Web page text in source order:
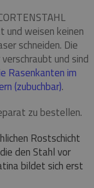
weisen keinen
schneiden. Die
und sind
Rasenkanten im
(zubuchbar).
zu bestellen.
Rostschicht
den Stahl vor
bildet sich erst